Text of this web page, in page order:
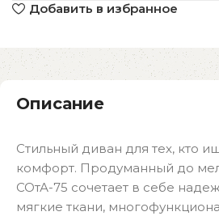
Добавить в избранное
Описание
Стильный диван для тех, кто
комфорт. Продуманный до
СОтА-75 сочетает в себе
мягкие ткани,